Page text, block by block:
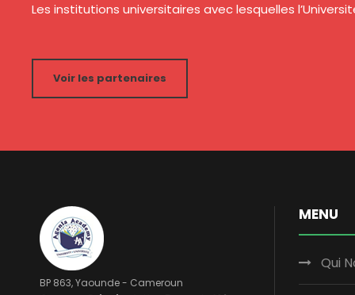
Les institutions universitaires avec lesquelles
Voir les partenaires
BP 863, Yaounde - Cameroun
MENU
Qui